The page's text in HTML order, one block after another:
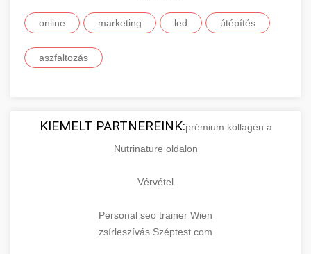
online marketing led útépítés
aszfaltozás
KIEMELT PARTNEREINK:prémium kollagén a
Nutrinature oldalon
Vérvétel
Personal seo trainer Wien
zsírleszívás Széptest.com